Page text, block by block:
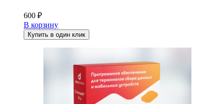
600 ₽
В корзину
Купить в один клик